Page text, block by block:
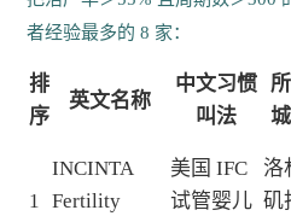
者经验最多的 8 家：
排
序
英文名称
中文习惯
叫法
1
INCINTA
Fertility
美国 IFC
试管婴儿
洛
矶